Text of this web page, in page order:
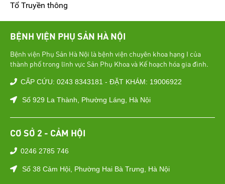
Tổ Truyền thông
BỆNH VIỆN PHỤ SẢN HÀ NỘI
Bệnh viện Phụ Sản Hà Nội là bệnh viện chuyên khoa hạng I của
thành phố trong lĩnh vực Sản Phụ Khoa và Kế hoạch hóa gia đình.
CẤP CỨU: 0243 8343181 - ĐẶT KHÁM: 19006922
Số 929 La Thành, Phường Láng, Hà Nội
CƠ SỞ 2 - CẢM HỘI
0246 2785 746
Số 38 Cảm Hội, Phường Hai Bà Trưng, Hà Nội